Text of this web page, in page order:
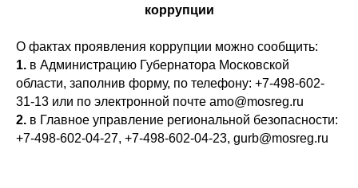
коррупции
О фактах проявления коррупции можно сообщить:
1. в Администрацию Губернатора Московской
области, заполнив форму, по телефону: +7-498-602-
31-13 или по электронной почте amo@mosreg.ru
2. в Главное управление региональной безопасности:
+7-498-602-04-27, +7-498-602-04-23, gurb@mosreg.ru